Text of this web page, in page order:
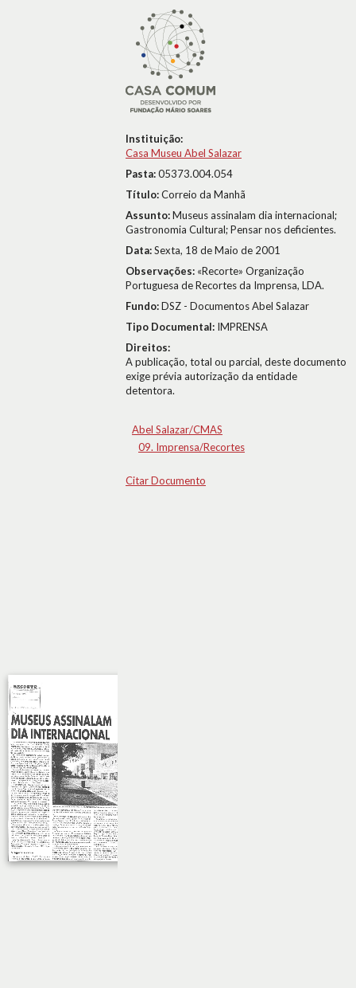
Instituição:
Casa Museu Abel Salazar
Pasta:05373.004.054
Título:Correio da Manhã
Assunto:Museus assinalam dia internacional;
Gastronomia Cultural; Pensar nos deficientes.
Data:Sexta, 18 de Maio de 2001
Observações: «Recorte» Organização
Portuguesa de Recortes da Imprensa, LDA.
Fundo:DSZ - Documentos Abel Salazar
Tipo Documental: IMPRENSA
Direitos:
A publicação, total ou parcial, deste documento
exige prévia autorização da entidade
detentora.
Abel Salazar/CMAS
09. Imprensa/Recortes
Citar Documento